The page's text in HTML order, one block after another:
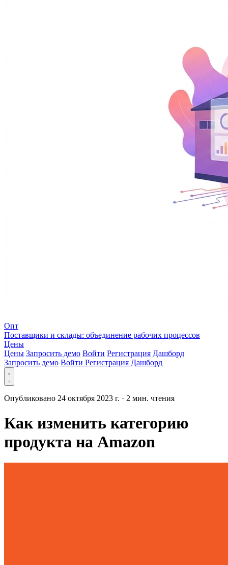
Опт
Поставщики и склады: объединение рабочих процессов
Цены
Цены Запросить демо Войти Регистрация Дашборд
Запросить демо Войти Регистрация Дашборд
Опубликовано 24 октября 2023 г. · 2 мин. чтения
Как изменить категорию
продукта на Amazon